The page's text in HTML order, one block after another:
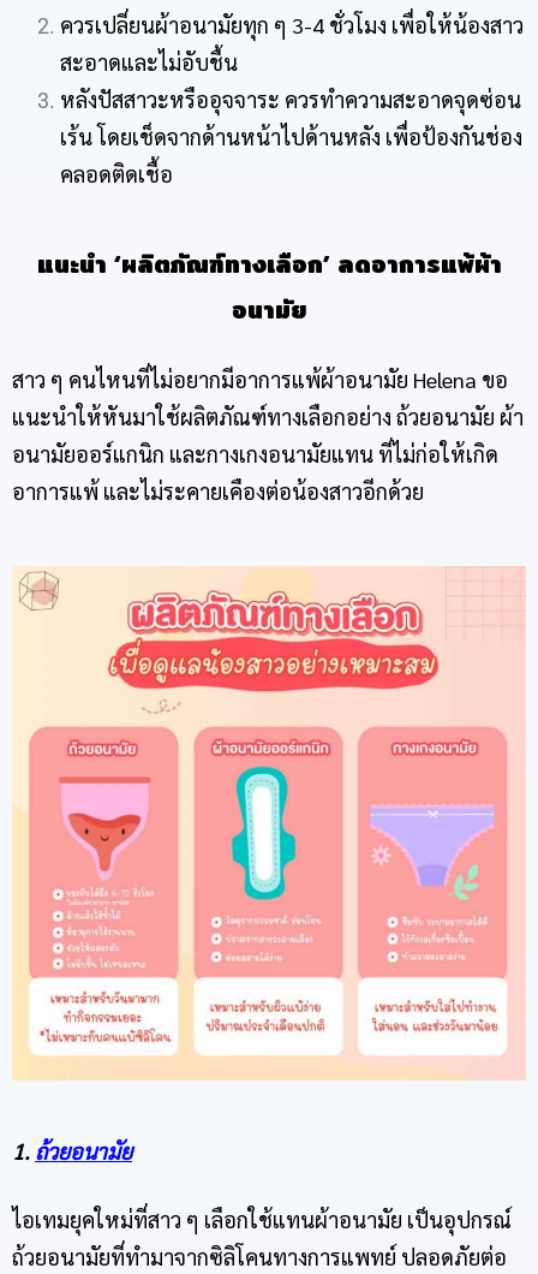
ควรเปลี่ยนผ้าอนามัยทุก ๆ 3-4 ชั่วโมง เพื่อให้น้องสาว
สะอาดและไม่อับชื้น
หลังปัสสาวะหรืออุจจาระ ควรทำความสะอาดจุดซ่อน
เร้น โดยเช็ดจากด้านหน้าไปด้านหลัง เพื่อป้องกันช่อง
คลอดติดเชื้อ
แนะนำ ‘ผลิตภัณฑ์ทางเลือก’ ลดอาการแพ้ผ้า
อนามัย
สาว ๆ คนไหนที่ไม่อยากมีอาการแพ้ผ้าอนามัย Helena ขอ
แนะนำให้หันมาใช้ผลิตภัณฑ์ทางเลือกอย่าง ถ้วยอนามัย ผ้า
อนามัยออร์แกนิก และกางเกงอนามัยแทน ที่ไม่ก่อให้เกิด
อาการแพ้ และไม่ระคายเคืองต่อน้องสาวอีกด้วย
1. ถ้วยอนามัย
ไอเทมยุคใหม่ที่สาว ๆ เลือกใช้แทนผ้าอนามัย เป็นอุปกรณ์
ถ้วยอนามัยที่ทำมาจากซิลิโคนทางการแพทย์ ปลอดภัยต่อ